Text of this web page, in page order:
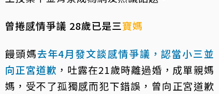
曾捲感情爭議 28歲已是三寶媽
饅頭媽去年4月發文談感情爭議，認當小三並
向正宮道歉 ，吐露在21歲時離過婚，成單親媽
媽，受不了孤獨感而犯下錯誤，曾向正宮道歉